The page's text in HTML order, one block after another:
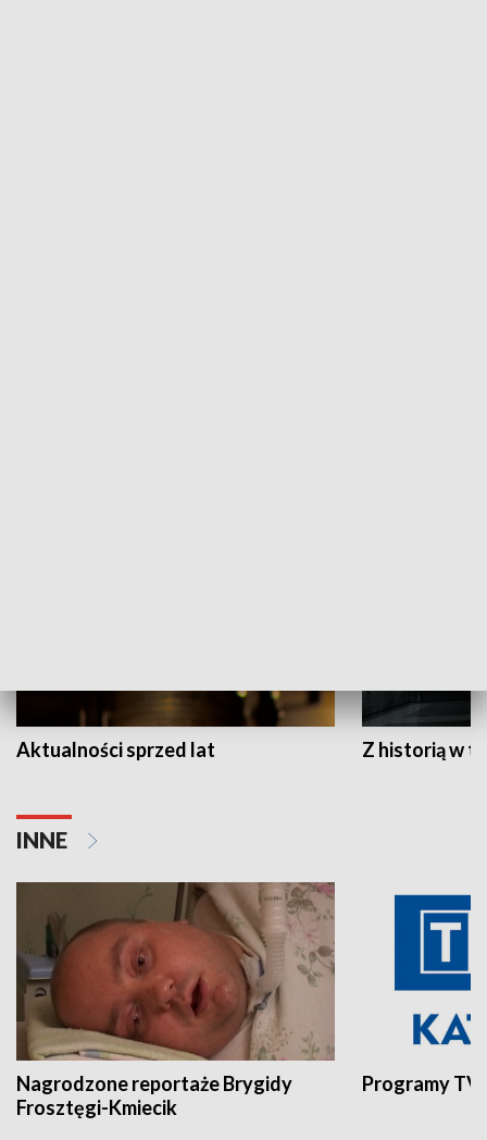
Aktualności sprzed lat Z historią w
INNE
Nagrodzone reportaże Brygidy
Frosztęgi-Kmiecik
Programy